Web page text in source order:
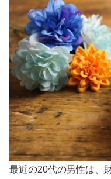
最近の20代の男性は、